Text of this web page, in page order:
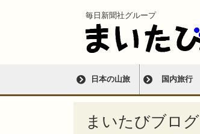
毎日新聞社グループ
日本の山旅 国内旅行
まいたびブログ